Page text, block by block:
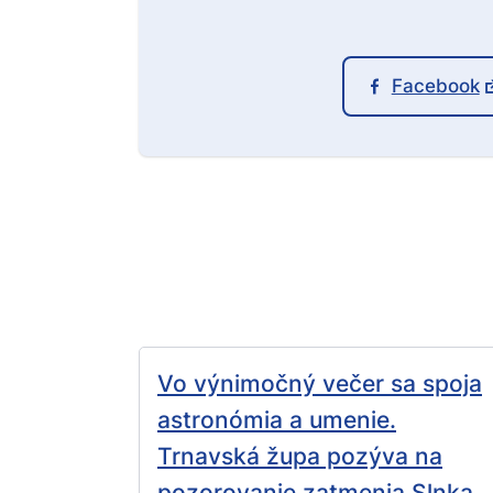
Facebook
Vo výnimočný večer sa spoja
astronómia a umenie.
Trnavská župa pozýva na